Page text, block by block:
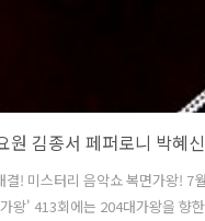
결! 미스터리 음악쇼 복면가왕! 7
왕' 413회에는 204대가왕을 향